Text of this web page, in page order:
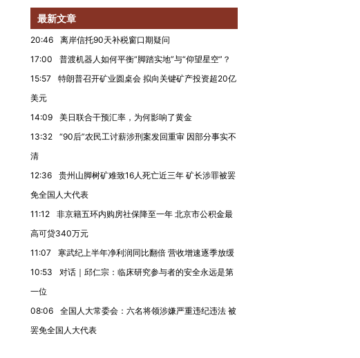
最新文章
20:46
离岸信托90天补税窗口期疑问
17:00
普渡机器人如何平衡“脚踏实地”与“仰望星空”？
15:57
特朗普召开矿业圆桌会 拟向关键矿产投资超20亿
美元
14:09
美日联合干预汇率，为何影响了黄金
13:32
“90后”农民工讨薪涉刑案发回重审 因部分事实不
清
12:36
贵州山脚树矿难致16人死亡近三年 矿长涉罪被罢
免全国人大代表
11:12
非京籍五环内购房社保降至一年 北京市公积金最
高可贷340万元
11:07
寒武纪上半年净利润同比翻倍 营收增速逐季放缓
10:53
对话｜邱仁宗：临床研究参与者的安全永远是第
一位
08:06
全国人大常委会：六名将领涉嫌严重违纪违法 被
罢免全国人大代表